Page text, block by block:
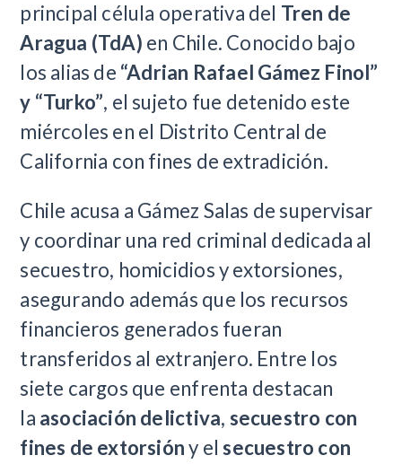
principal célula operativa del Tren de
Aragua (TdA) en Chile. Conocido bajo
los alias de “Adrian Rafael Gámez Finol”
y “Turko”, el sujeto fue detenido este
miércoles en el Distrito Central de
California con fines de extradición.
Chile acusa a Gámez Salas de supervisar
y coordinar una red criminal dedicada al
secuestro, homicidios y extorsiones,
asegurando además que los recursos
financieros generados fueran
transferidos al extranjero. Entre los
siete cargos que enfrenta destacan
la asociación delictiva, secuestro con
fines de extorsióny elsecuestro con